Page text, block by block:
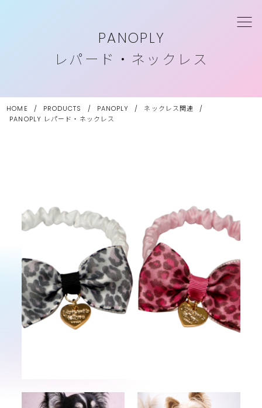
PANOPLY
レパード・ネックレス
HOME / PRODUCTS / PANOPLY / ネックレス関連
/
PANOPLY レパード・ネックレス